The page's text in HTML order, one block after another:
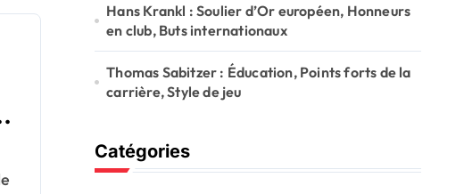
Hans Krankl : Soulier d’Or européen, Honneurs
en club, Buts internationaux
Thomas Sabitzer : Éducation, Points forts de la
carrière, Style de jeu
Catégories